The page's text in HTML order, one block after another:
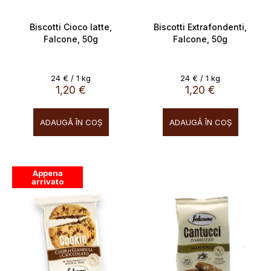
Biscotti Cioco latte,
Falcone, 50g
1,20 €
Evaluare
preţ:
24 € / 1 kg
ADAUGĂ ÎN COŞ
Biscotti Extrafondenti,
Falcone, 50g
1,20 €
Evaluare
preţ:
24 € / 1 kg
ADAUGĂ ÎN COŞ
Appena
arrivato